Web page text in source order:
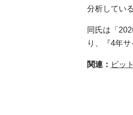
分析している
同氏は「
り、『4年
関連： ビッ